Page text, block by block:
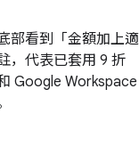
部看到「金額加上適
，代表已套用 9 折
Google Workspace